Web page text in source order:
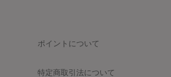
ポイントについて
特定商取引法について